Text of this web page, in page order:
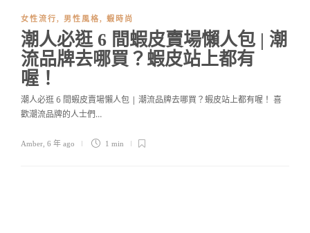
女性流行, 男性風格, 蝦時尚
潮人必逛 6 間蝦皮賣場懶人包 | 潮
流品牌去哪買？蝦皮站上都有
喔！
潮人必逛 6 間蝦皮賣場懶人包 | 潮流品牌去哪買？蝦皮站上都有喔！ 喜
歡潮流品牌的人士們…
Amber 6 年 ago 1 min